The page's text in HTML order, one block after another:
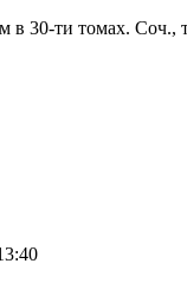
30-ти томах. Соч.,